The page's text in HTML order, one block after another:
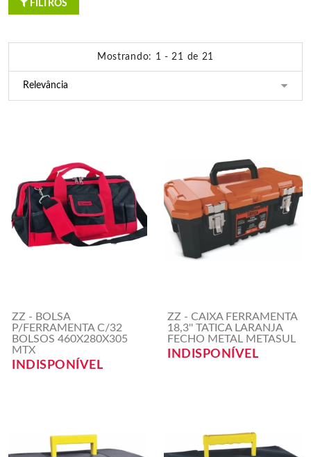
FILTROS
Mostrando: 1 - 21 de 21
ZZ - BOLSA
P/FERRAMENTA C/32
BOLSOS 460X280X305
MTX
INDISPONÍVEL
ZZ - CAIXA FERRAMENTA
18,3'' TATICA LARANJA
FECHO METAL METASUL
INDISPONÍVEL